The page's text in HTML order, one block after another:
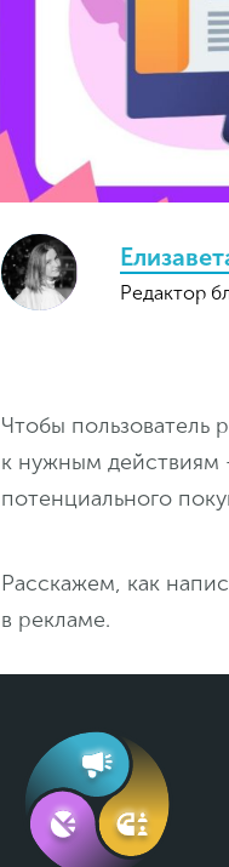
Редактор
Чтобы пользователь
к нужным действиям
потенциального
Расскажем, как
в рекламе.